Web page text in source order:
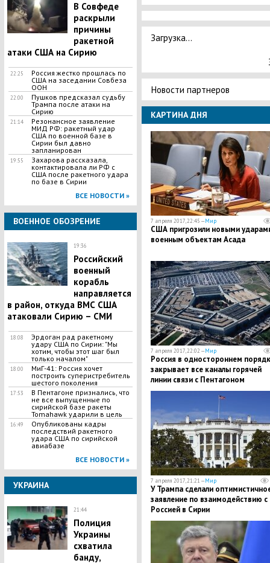
В Совфеде
раскрыли
причины
ракетной
атаки США на Сирию
22:25
Россия жестко прошлась по
США на заседании Совбеза
ООН
22:00
Пушков предсказал судьбу
Трампа после атаки на
Сирию
21:14
Резонансное заявление
МИД РФ: ракетный удар
США по военной базе в
Сирии был давно
запланирован
19:55
Захарова рассказала,
контактировала ли РФ с
США после ракетного удара
по базе в Сирии
ВСЕ НОВОСТИ »
ВОЕННОЕ ОБОЗРЕНИЕ
19:36
Российский
военный
корабль
направляется
в район, откуда ВМС США
атаковали Сирию – СМИ
18:08
Эрдоган рад ракетному
удару США по Сирии: "Мы
хотим, чтобы этот шаг был
только началом"
18:00
МиГ-41: Россия хочет
построить суперистребитель
шестого поколения
17:53
В Пентагоне признались, что
не все выпущенные по
сирийской базе ракеты
Tomahawk ударили в цель
16:49
Опубликованы кадры
последствий ракетного
удара США по сирийской
авиабазе
ВСЕ НОВОСТИ »
УКРАИНА
21:44
Полиция
Украины
схватила
банду,
Загрузка...
Новости партнеров
КАРТИНА ДНЯ
7 апреля 2017, 22:45 —Мир
США пригрозили новыми
военным объектам Асада
7 апреля 2017, 22:02 —Мир
Россия в одностороннем
закрывает все каналы горячей
линии связи с Пентагоном
7 апреля 2017, 21:21 —Мир
У Трампа сделали
заявление по взаимодействию с
Россией в Сирии